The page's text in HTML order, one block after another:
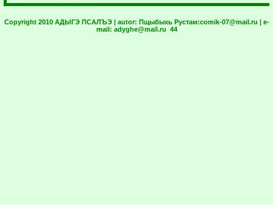
Copyright 2010 АДЫГЭ ПСАЛЪЭ | autor: Пщыбыхь Рустам:comik-07@mail.ru | e-
mail: adyghe@mail.ru 44